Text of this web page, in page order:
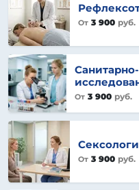
От 3 900 руб.
От 3 900 руб.
От 3 900 руб.